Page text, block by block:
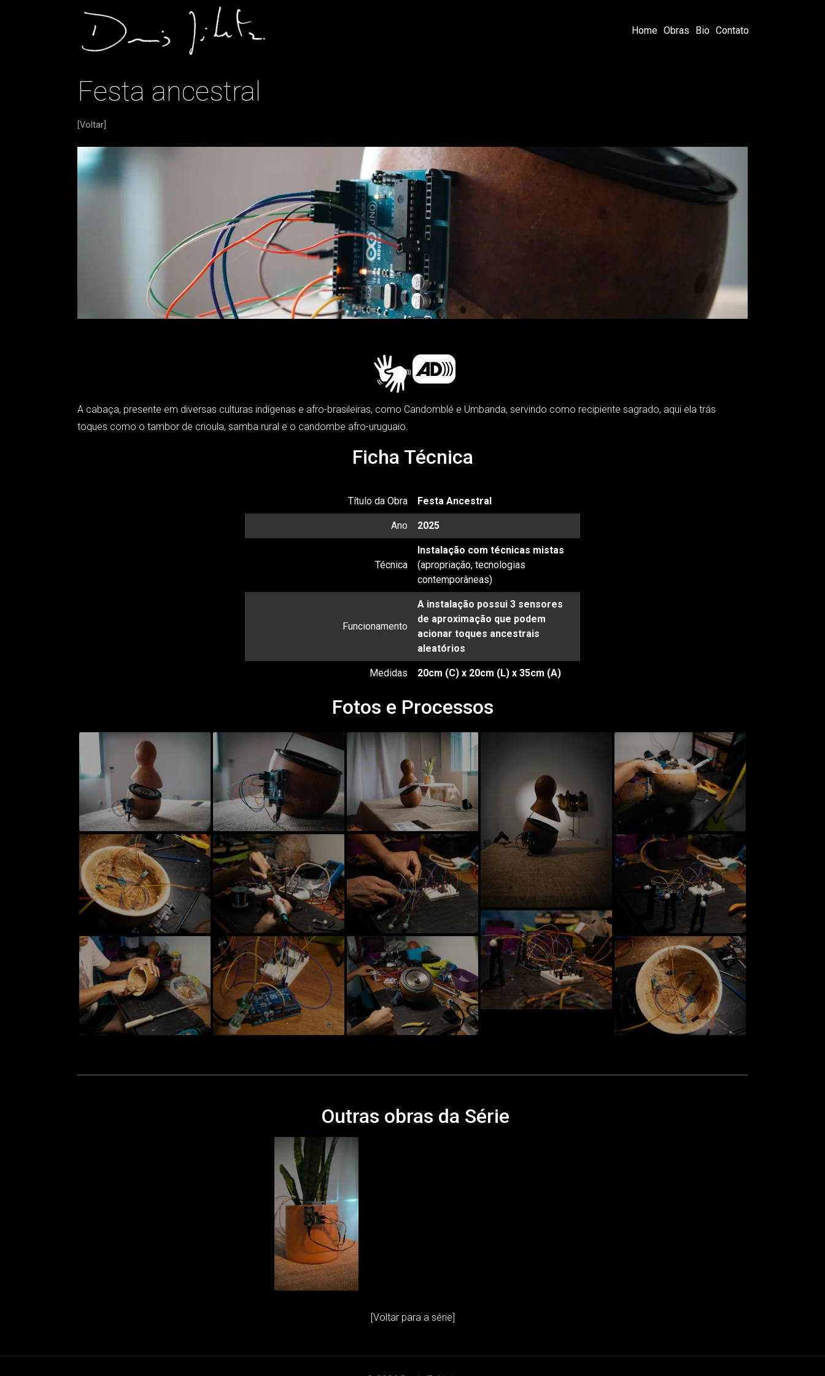
Home Obras Bio Contato
Festa ancestral
[Voltar]
A cabaça, presente em diversas culturas indígenas e afro-brasileiras, como Candomblé e Umbanda, servindo como recipiente sagrado, aqui ela trás
toques como o tambor de crioula, samba rural e o candombe afro-uruguaio.
Ficha Técnica
Título da Obra Festa Ancestral
Ano 2025
Técnica
Instalação com técnicas mistas
(apropriação, tecnologias
contemporâneas)
Funcionamento
A instalação possui 3 sensores
de aproximação que podem
acionar toques ancestrais
aleatórios
Medidas 20cm (C) x 20cm (L) x 35cm (A)
Fotos e Processos
Outras obras da Série
[Voltar para a série]